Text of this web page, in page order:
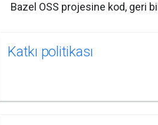
Bazel OSS projesine kod, geri
Katkı politikası